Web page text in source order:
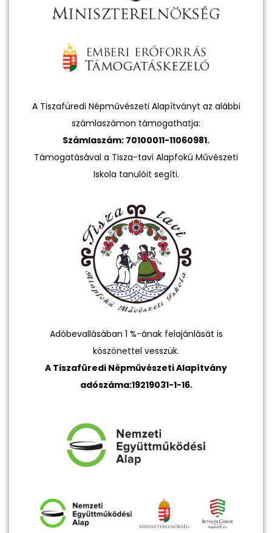
A Tiszafüredi Népművészeti Alapítványt az alábbi
számlaszámon támogathatja:
Számlaszám: 70100011-11060981.
Támogatásával a Tisza-tavi Alapfokú Művészeti
Iskola tanulóit segíti.
Adóbevallásában 1 %-ának felajánlását is
köszönettel vesszük.
A Tiszafüredi Népművészeti Alapítvány
adószáma:19219031-1-16.